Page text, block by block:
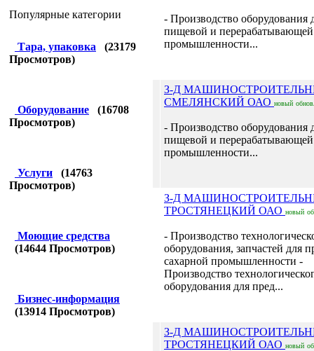
Популярные категории
Тара, упаковка (23179
Просмотров)
Оборудование (16708
Просмотров)
Услуги (14763
Просмотров)
Моющие средства
(14644 Просмотров)
Бизнес-информация
(13914 Просмотров)
- Производство оборудования
пищевой и перерабатывающей
промышленности...
З-Д
СМЕЛЯНСКИЙ ОАО новый
- Производство оборудования
пищевой и перерабатывающей
промышленности...
З-Д
ТРОСТЯНЕЦКИЙ ОАО новый
- Производство
оборудования, запчастей для
сахарной промышленности -
Производство
оборудования для пред...
З-Д
ТРОСТЯНЕЦКИЙ ОАО новый